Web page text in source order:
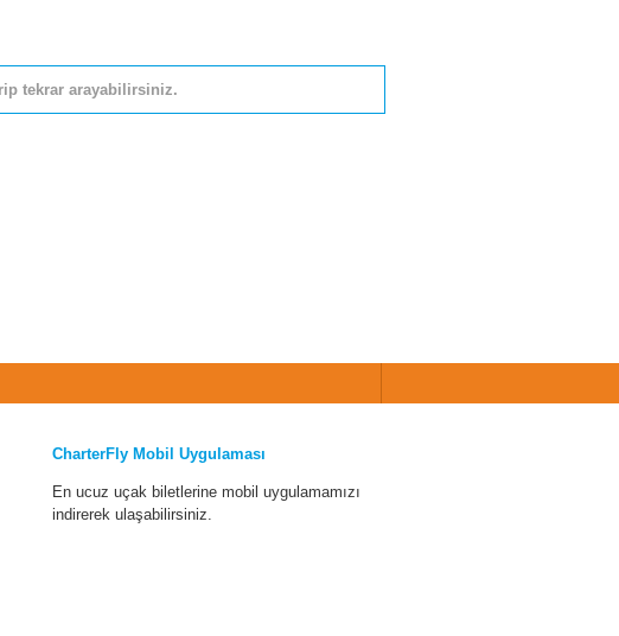
tekrar arayabilirsiniz.
CharterFly Mobil Uygulaması
En ucuz uçak biletlerine mobil uygulamamızı
indirerek ulaşabilirsiniz.